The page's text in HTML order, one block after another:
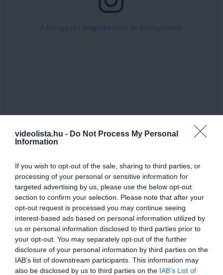
videolista.hu - Do Not Process My Personal
Information
If you wish to opt-out of the sale, sharing to third parties, or
processing of your personal or sensitive information for
targeted advertising by us, please use the below opt-out
section to confirm your selection. Please note that after your
opt-out request is processed you may continue seeing
interest-based ads based on personal information utilized by
us or personal information disclosed to third parties prior to
your opt-out. You may separately opt-out of the further
disclosure of your personal information by third parties on the
IAB’s list of downstream participants. This information may
also be disclosed by us to third parties on the IAB’s List of
A bejegyzés megtekintése az Instagramon
Kép és a videó forrása:
https://www.instagram.com/p/DEuuPOpsbkE
Legnépszerűbb
Halálos veszélyt hozhat a 40 fok: így jelezhet a
hőguta
35 éve generációkat hoz össze a Művészetek
Völgye – megvan a 2027-es időpont és a bérletár